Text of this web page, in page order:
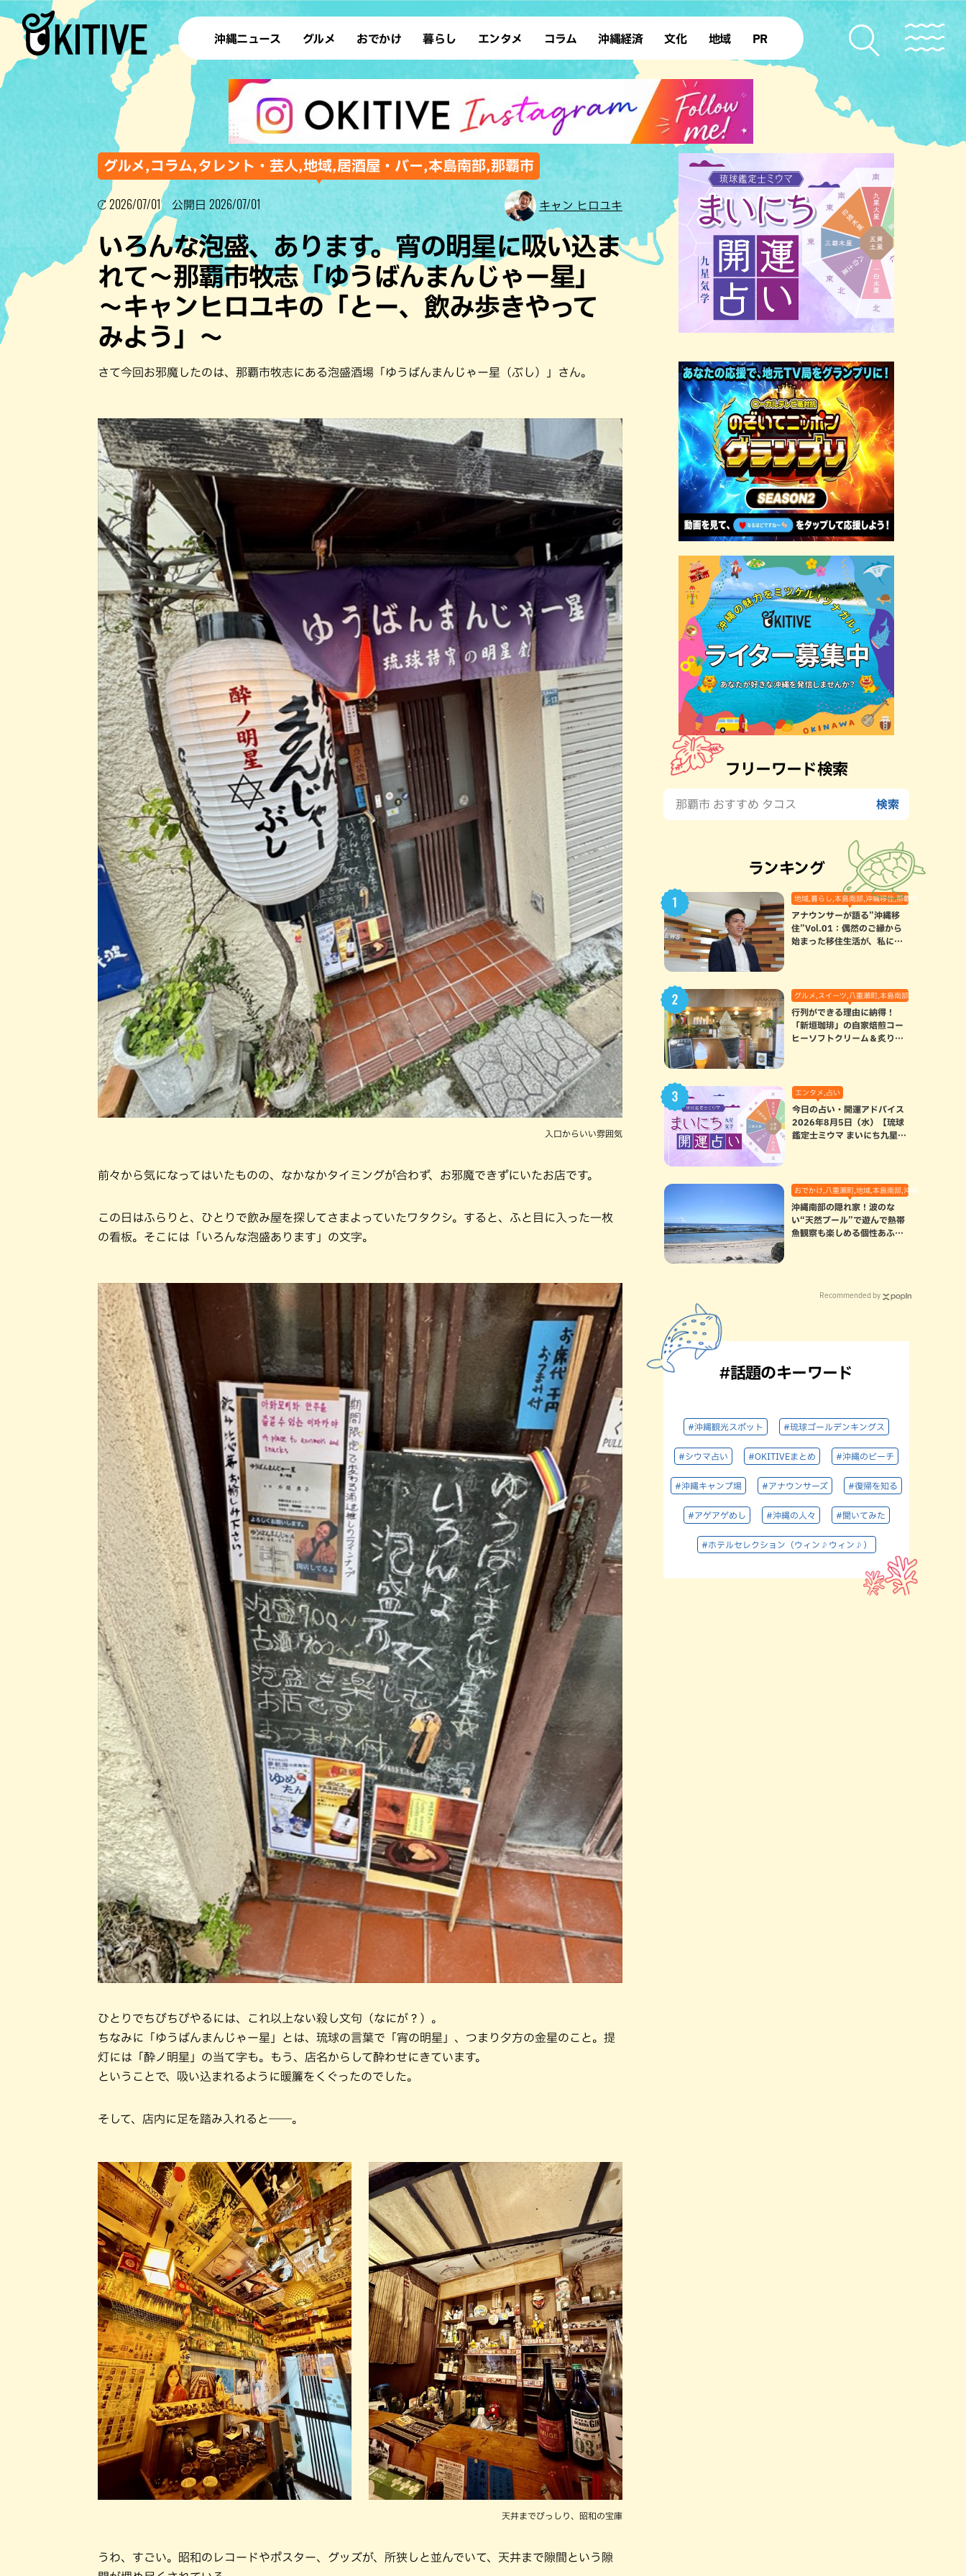
沖縄ニュース グルメ
ラーメン 沖縄そば
テイクアウト カフェ
すし・魚料理 和食・日本料理
沖縄料理 アジア・エスニック
洋食・西洋料理
ステーキ・焼肉 焼鳥・串料理
その他の肉料理 居酒屋・バー
ブッフェ・バイキング スイーツ
おでかけ
デート ドライブ
散歩 ソロ活
歴史 体験
アート
ショッピング ホテル
サウナ 公園
沖縄の海
暮らし
レシピ SDGs
ファッション ローカルニュース
沖縄移住 沖縄旧暦行事
エンタメ
スポーツ 占い
タレント・芸人 テレビ
コラム 沖縄経済 文化
復帰50年
地域
本島北部
本島南部 先島諸島
北部離島
PR
グルメ,コラム,タレント・芸人,地域,居酒屋・バー,本島南部,那覇市
2026/07/01 公開日 2026/07/01 キャン ヒロユキ
いろんな泡盛、あります。宵の明星に吸い込ま
れて〜那覇市牧志「ゆうばんまんじゃー星」
～キャンヒロユキの「とー、飲み歩きやって
みよう」〜
さて今回お邪魔したのは、那覇市牧志にある泡盛酒場「ゆうばんまんじゃー星（ぶし）」さん。
入口からいい雰囲気
前々から気になってはいたものの、なかなかタイミングが合わず、お邪魔できずにいたお店です。
この日はふらりと、ひとりで飲み屋を探してさまよっていたワタクシ。すると、ふと目に入った一枚
の看板。そこには「いろんな泡盛あります」の文字。
ひとりでちびちびやるには、これ以上ない殺し文句（なにが？）。
ちなみに「ゆうばんまんじゃー星」とは、琉球の言葉で「宵の明星」、つまり夕方の金星のこと。提
灯には「酔ノ明星」の当て字も。もう、店名からして酔わせにきています。
ということで、吸い込まれるように暖簾をくぐったのでした。
そして、店内に足を踏み入れると――。
天井までびっしり、昭和の宝庫
うわ、すごい。昭和のレコードやポスター、グッズが、所狭しと並んでいて、天井まで隙間という隙
フリーワード検索
ランキング
地域,暮らし,本島南部,沖縄移住,那覇市
アナウンサーが語る”沖縄移
住”Vol.01：偶然のご縁から
始まった移住生活が、私にと
グルメ,スイーツ,八重瀬町,本島南部
行列ができる理由に納得！
「新垣珈琲」の自家焙煎コー
ヒーソフトクリーム＆炙りマ
エンタメ,占い
今日の占い・開運アドバイス
2026年8月5日（水）【琉球
鑑定士ミウマ まいにち九星気
おでかけ,八重瀬町,地域,本島南部,沖縄の海,自然
沖縄南部の隠れ家！波のな
い“天然プール”で遊んで熱帯
魚観察も楽しめる個性あふれ
Recommended by
#話題のキーワード
#沖縄観光スポット #琉球ゴールデンキングス
#シウマ占い #OKITIVEまとめ #沖縄のビーチ
#沖縄キャンプ場 #アナウンサーズ #復帰を知る
#アゲアゲめし #沖縄の人々 #聞いてみた
#ホテルセレクション（ウィン♪ウィン♪）